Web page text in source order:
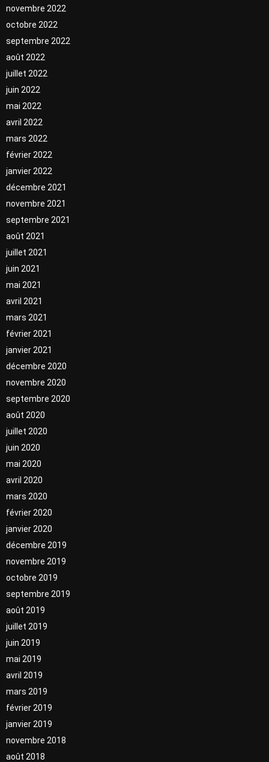
novembre 2022
octobre 2022
septembre 2022
août 2022
juillet 2022
juin 2022
mai 2022
avril 2022
mars 2022
février 2022
janvier 2022
décembre 2021
novembre 2021
septembre 2021
août 2021
juillet 2021
juin 2021
mai 2021
avril 2021
mars 2021
février 2021
janvier 2021
décembre 2020
novembre 2020
septembre 2020
août 2020
juillet 2020
juin 2020
mai 2020
avril 2020
mars 2020
février 2020
janvier 2020
décembre 2019
novembre 2019
octobre 2019
septembre 2019
août 2019
juillet 2019
juin 2019
mai 2019
avril 2019
mars 2019
février 2019
janvier 2019
novembre 2018
août 2018